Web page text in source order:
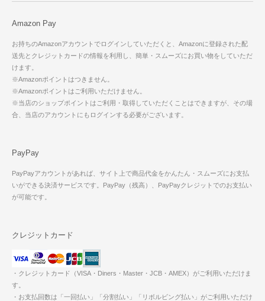
Amazon Pay
お持ちのAmazonアカウントでログインしていただくと、Amazonに登録された配
送先とクレジットカードの情報を利用し、簡単・スムーズにお買い物をしていただ
けます。
※Amazonポイントはつきません。
※Amazonポイントはご利用いただけません。
※当店のショップポイントはご利用・取得していただくことはできますが、その場
合、当店のアカウントにもログインする必要がございます。
PayPay
PayPayアカウントがあれば、サイト上で商品代金をかんたん・スムーズにお支払
いができる決済サービスです。PayPay（残高）、PayPayクレジットでのお支払い
が可能です。
クレジットカード
・クレジットカード（VISA・Diners・Master・JCB・AMEX）がご利用いただけま
す。
・お支払回数は「一回払い」「分割払い」「リボルビング払い」がご利用いただけ